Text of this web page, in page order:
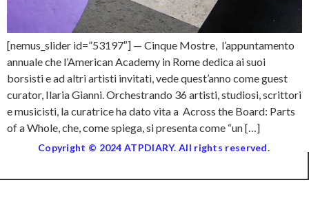
[nemus_slider id=”53197″] — Cinque Mostre, l’appuntamento
annuale che l’American Academy in Rome dedica ai suoi
borsisti e ad altri artisti invitati, vede quest’anno come guest
curator, Ilaria Gianni. Orchestrando 36 artisti, studiosi, scrittori
e musicisti, la curatrice ha dato vita a Across the Board: Parts
of a Whole, che, come spiega, si presenta come “un […]
Copyright © 2024 ATPDIARY. All rights reserved.